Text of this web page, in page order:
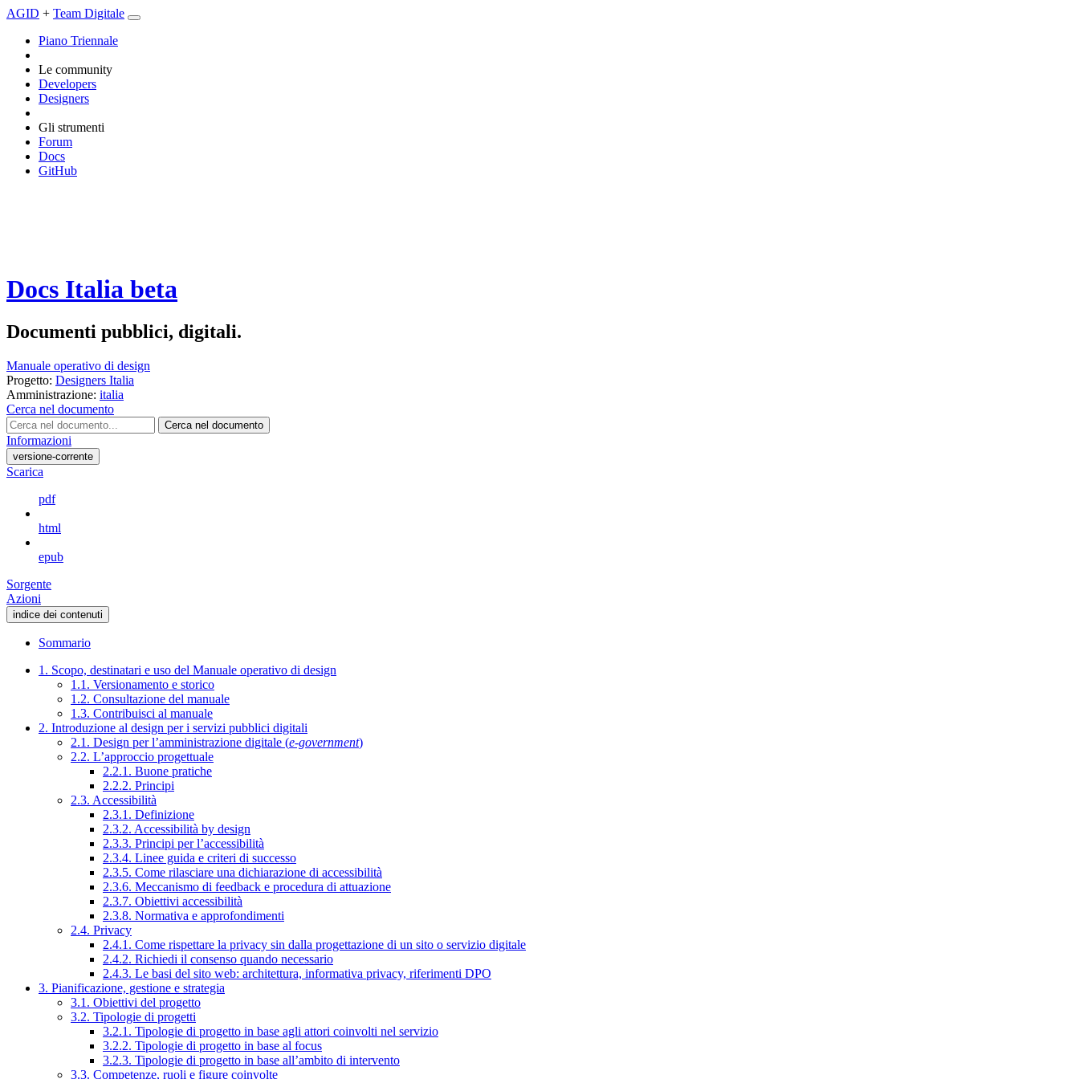
AGID + Team Digitale
Piano Triennale
Le community
Developers
Designers
Gli strumenti
Forum
Docs
GitHub
Docs Italia beta
Documenti pubblici, digitali.
Manuale operativo di design
Progetto: Designers Italia
Amministrazione: italia
Cerca nel documento
Cerca nel documento
Informazioni
versione-corrente
Scarica
pdf
html
epub
Sorgente
Azioni
indice dei contenuti
Sommario
1. Scopo, destinatari e uso del Manuale operativo di design
1.1. Versionamento e storico
1.2. Consultazione del manuale
1.3. Contribuisci al manuale
2. Introduzione al design per i servizi pubblici digitali
2.1. Design per l’amministrazione digitale (e-government)
2.2. L’approccio progettuale
2.2.1. Buone pratiche
2.2.2. Principi
2.3. Accessibilità
2.3.1. Definizione
2.3.2. Accessibilità by design
2.3.3. Principi per l’accessibilità
2.3.4. Linee guida e criteri di successo
2.3.5. Come rilasciare una dichiarazione di accessibilità
2.3.6. Meccanismo di feedback e procedura di attuazione
2.3.7. Obiettivi accessibilità
2.3.8. Normativa e approfondimenti
2.4. Privacy
2.4.1. Come rispettare la privacy sin dalla progettazione di un sito o servizio digitale
2.4.2. Richiedi il consenso quando necessario
2.4.3. Le basi del sito web: architettura, informativa privacy, riferimenti DPO
3. Pianificazione, gestione e strategia
3.1. Obiettivi del progetto
3.2. Tipologie di progetti
3.2.1. Tipologie di progetto in base agli attori coinvolti nel servizio
3.2.2. Tipologie di progetto in base al focus
3.2.3. Tipologie di progetto in base all’ambito di intervento
3.3. Competenze, ruoli e figure coinvolte